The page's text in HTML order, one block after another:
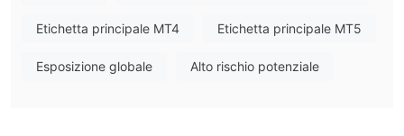
fondata nel 2019, Kato Prime è un broker forex registrato in
Etichetta principale MT4 Etichetta principale MT5
Esposizione globale Alto rischio potenziale